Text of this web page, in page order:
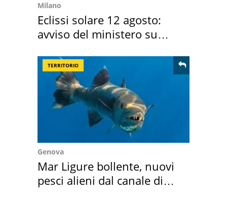
Milano
Eclissi solare 12 agosto:
avviso del ministero su
TERRITORIO
Genova
Mar Ligure bollente, nuovi
pesci alieni dal canale di